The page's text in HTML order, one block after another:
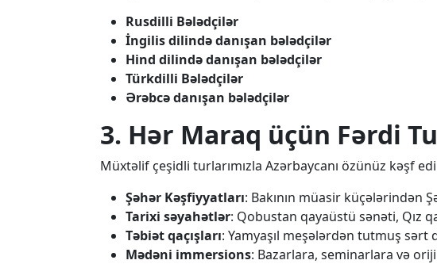
Rusdilli Bələdçilər
İngilis dilində danışan bələdçilər
Hind dilində danışan bələdçilər
Türkdilli Bələdçilər
Ərəbcə danışan bələdçilər
3. Hər Maraq üçün Fərdi
Müxtəlif çeşidli turlarımızla Azərbaycanı özünüz kəşf
Şəhər Kəşfiyyatları: Bakının müasir küçələrindən
Tarixi səyahətlər: Qobustan qayaüstü sənəti, Qız
Təbiət qaçışları: Yamyaşıl meşələrdən tutmuş
Mədəni immersions: Bazarlara, seminarlara və